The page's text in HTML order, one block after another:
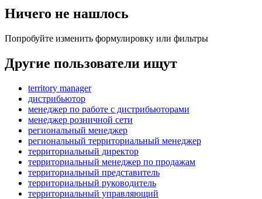
Ничего не нашлось
Попробуйте изменить формулировку или фильтры
Другие пользователи ищут
territory manager
дистрибьютор
менеджер по работе с дистрибьюторами
менеджер розничной сети
региональный менеджер
региональный территориальный менеджер
территориальный директор
территориальный менеджер по продажам
территориальный представитель
территориальный руководитель
территориальный управляющий